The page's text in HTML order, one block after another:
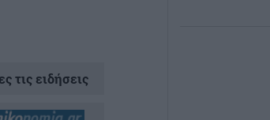
τις ειδήσεις